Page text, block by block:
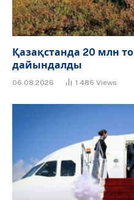
Қазақстанда 20 млн
дайындалды
06.08.2026 1 486 Views